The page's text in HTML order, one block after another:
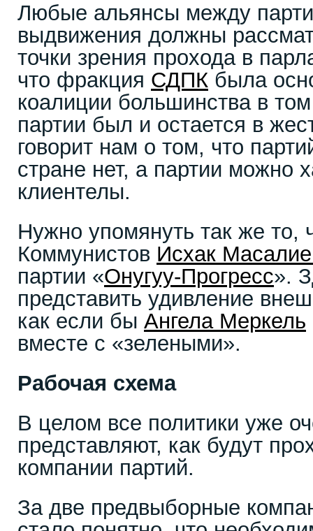
Любые альянсы между
выдвижения должны
точки зрения прохода в
что фракция СДПК была
коалиции большинства в
партии был и остается в
говорит нам о том, что
стране нет, а партии можно
клиентелы.
Нужно упомянуть так же то,
Коммунистов Исхак
партии «Онугуу-Прогресс».
представить удивление
как если бы Ангела Меркель
вместе с «зелеными».
Рабочая схема
В целом все политики уже
представляют, как будут
компании партий.
За две предвыборные